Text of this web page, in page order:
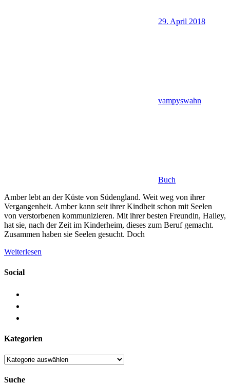
29. April 2018
vampyswahn
Buch
Amber lebt an der Küste von Südengland. Weit weg von ihrer
Vergangenheit. Amber kann seit ihrer Kindheit schon mit Seelen
von verstorbenen kommunizieren. Mit ihrer besten Freundin, Hailey,
hat sie, nach der Zeit im Kinderheim, dieses zum Beruf gemacht.
Zusammen haben sie Seelen gesucht. Doch
Weiterlesen
Social
Kategorien
Kategorien
Suche